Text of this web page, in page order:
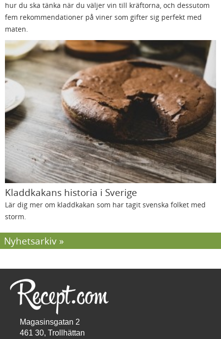
hur du ska tänka när du väljer vin till kräftorna, och dessutom
fem rekommendationer på viner som gifter sig perfekt med
maten.
Kladdkakans historia i Sverige
Lär dig mer om kladdkakan som har tagit svenska folket med
storm.
Nyhetsarkiv
Magasinsgatan 2
461 30, Trollhättan